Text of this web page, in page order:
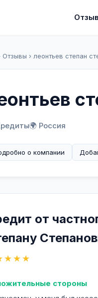
Отзывы › леонтьев степан
🌍 Россия
о компании
от
стороны